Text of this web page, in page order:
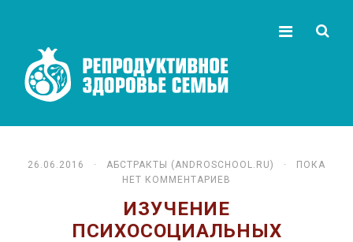
26.06.2016 · АБСТРАКТЫ (ANDROSCHOOL.RU)
· ПОКА
НЕТ КОММЕНТАРИЕВ
ИЗУЧЕНИЕ
ПСИХОСОЦИАЛЬНЫХ